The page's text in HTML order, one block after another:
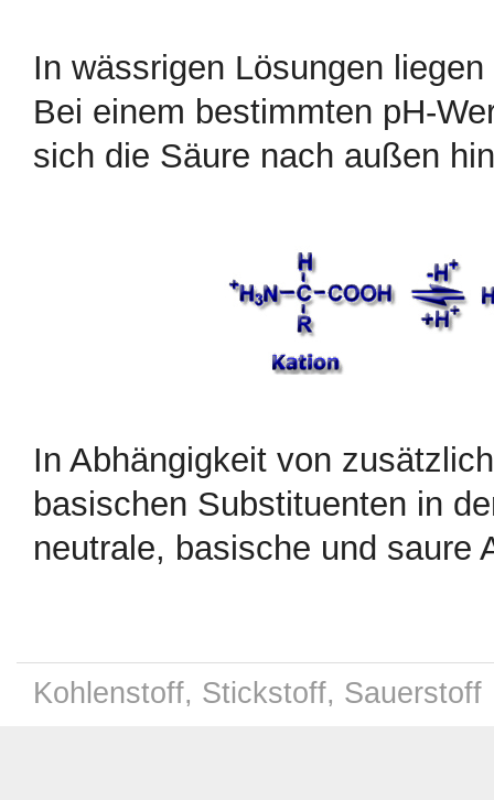
In wässrigen Lösungen
Bei einem bestimmten pH-
sich die Säure nach außen
In Abhängigkeit von
basischen Substituenten in
neutrale, basische und saure
Kohlenstoff, Stickstoff, Sauerstoff